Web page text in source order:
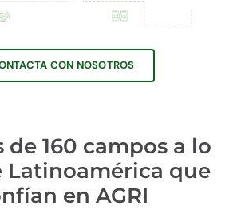
CON NOSOTROS
de 160 campos a lo
Latinoamérica que
en AGRI